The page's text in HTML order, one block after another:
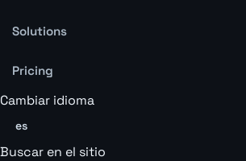
Solutions
Pricing
Cambiar idioma
es
Buscar en el sitio